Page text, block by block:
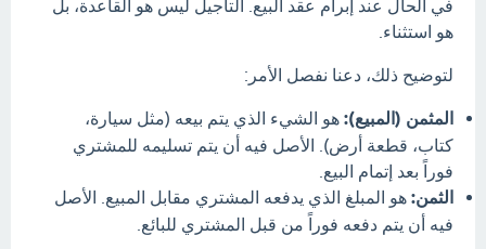
في الحال عند إبرام عقد البيع. التأجيل ليس هو القاعدة، بل
هو استثناء.
لتوضيح ذلك، دعنا نفصل الأمر:
المثمن (المبيع): هو الشيء الذي يتم بيعه (مثل سيارة،
كتاب، قطعة أرض). الأصل فيه أن يتم تسليمه للمشتري
فوراً بعد إتمام البيع.
الثمن: هو المبلغ الذي يدفعه المشتري مقابل المبيع. الأصل
فيه أن يتم دفعه فوراً من قبل المشتري للبائع.